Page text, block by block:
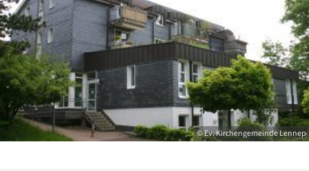
© Ev. Kirchengemeinde Lennep